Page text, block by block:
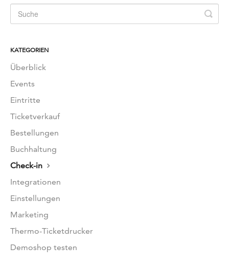
KATEGORIEN
Überblick
Events
Eintritte
Ticketverkauf
Bestellungen
Buchhaltung
Check-in
Integrationen
Einstellungen
Marketing
Thermo-Ticketdrucker
Demoshop testen